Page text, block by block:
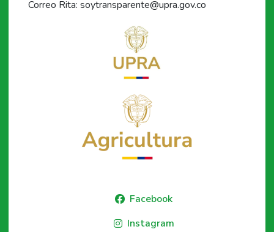
Correo Rita: soytransparente@upra.gov.co
Facebook
Instagram